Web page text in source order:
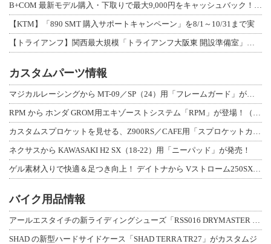
B+COM 最新モデル購入・下取りで最大9,000円をキャッシュバック！「B+F
【KTM】「890 SMT 購入サポートキャンペーン」を8/1～10/31まで実
【トライアンフ】関西最大規模「トライアンフ大阪東 開設準備室」がオープン！ 限定
カスタムパーツ情報
マジカルレーシングから MT-09／SP（24）用「フレームガード」が登場！
RPM から ホンダ GROM用エキゾーストシステム「RPM」が登場！（動画あり
カスタムスプロケットを見せる、Z900RS／CAFE用「スプロケットカバーフルキ
ネクサスから KAWASAKI H2 SX（18-22）用「ニーパッド」が発売！
ゲル素材入りで快適＆足つき向上！ デイトナから Vストローム250SX用「快適ロ
バイク用品情報
アールエスタイチの新ライディングシューズ「RSS016 DRYMASTER スト
SHAD の新型ハードサイドケース「SHAD TERRA TR27」がカスタムジ